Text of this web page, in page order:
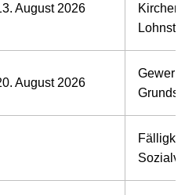
August 2026
August 2026